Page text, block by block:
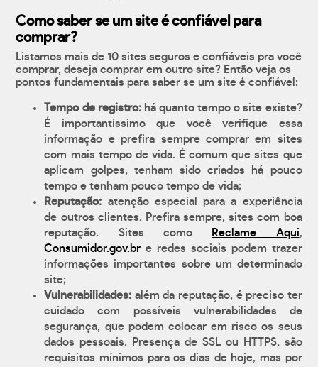
Como saber se um site é confiável para
comprar?
Listamos mais de 10 sites seguros e confiáveis pra você
comprar, deseja comprar em outro site? Então veja os
pontos fundamentais para saber se um site é confiável:
Tempo de registro:há quanto tempo o site existe?
É importantíssimo que você verifique essa
informação e prefira sempre comprar em sites
com mais tempo de vida. É comum que sites que
aplicam golpes, tenham sido criados há pouco
tempo e tenham pouco tempo de vida;
Reputação: atenção especial para a experiência
de outros clientes. Prefira sempre, sites com boa
reputação. Sites como
Reclame Aqui,
Consumidor.gov.br e redes sociais podem trazer
informações importantes sobre um determinado
site;
Vulnerabilidades: além da reputação, é preciso ter
cuidado com possíveis vulnerabilidades de
segurança, que podem colocar em risco os seus
dados pessoais. Presença de SSL ou HTTPS, são
requisitos mínimos para os dias de hoje, mas por